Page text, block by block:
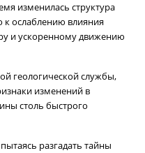
изменилась структура
к ослаблению влияния
и ускоренному движению
геологической службы,
изменений в
столь быстрого
разгадать тайны